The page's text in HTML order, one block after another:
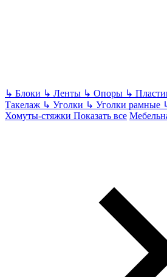
↳ Блоки ↳ Ленты ↳ Опоры ↳
Такелаж ↳ Уголки ↳ Уголки рамные
Хомуты-стяжки Показать все